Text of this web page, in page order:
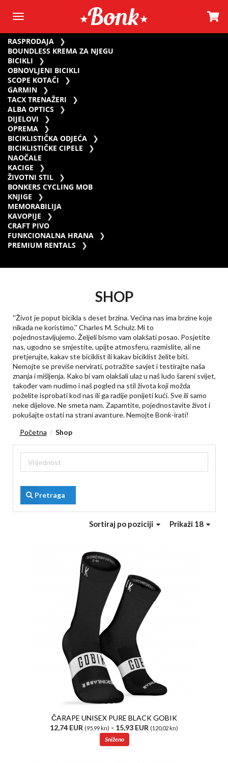
RASPRODAJA
BOUNDLESS KREMA ZA NJEGU
BICIKLI
OBNOVLJENI BICIKLI
SCOPE KOTAČI
GARMIN
TACX TRENAŽERI
ALBA OPTICS
DIJELOVI
OPREMA
BICIKLISTIČKA ODJEĆA
BICIKLISTIČKE CIPELE
NAOČALE
KACIGE
ŽIVOTNI STIL
BONKERS CYCLING MOB
KNJIGE
MEMORABILIJA
KAVOPIJE
CRAFT PIVO
FUNKCIONALNA HRANA
PREMIUM RENTALS
SHOP
''Život je poput bicikla s deset brzina. Većina nas ima brzine koje
nikada ne koristimo.'' Charles M. Schulz. Mi to
pojednostavljujemo. Željeli bismo vam olakšati posao. Posjetite
nas, ugodno se smjestite, upijte atmosferu, razmislite, ali ne
pretjerujte, kakav ste biciklist ili kakav biciklist želite biti.
Nemojte se previše nervirati, potražite savjet i testirajte naša
znanja i mišljenja. Kako bi vam olakšali ulaz u naš ludo šareni svijet,
također vam nudimo i naš pogled na stil života koji možda
poželite isprobati kod nas ili ga radije ponijeti kući. Sve ili samo
neke dijelove. Ne smeta nam. Zapamtite, pojednostavite život i
pokušajte ostati na strani avanture. Nemojte Bonk-irati!
Početna / Shop
Pretraga
Prikaži 18
Sortiraj po poziciji
ČARAPE UNISEX PURE BLACK GOBIK
12,74 EUR (95,99 kn) - 15,93 EUR (120,02 kn)
Sniženo